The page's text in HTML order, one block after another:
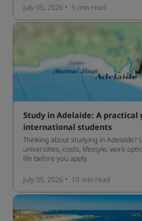
July 05, 2026 5 min read
Study in Adelaide: A practical
international students
Thinking about studying in Adelaide?
universities, costs, lifestyle, work
life before you apply.
July 05, 2026 10 min read